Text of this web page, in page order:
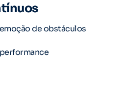
de obstáculos